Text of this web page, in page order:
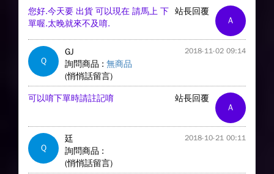
A
站長回覆
您好.今天要 出貨 可以現在 請馬上 下
單喔.太晚就來不及唷.
Q
GJ 2018-11-02 09:14
詢問商品 : 無商品
(悄悄話留言)
A
站長回覆
可以唷下單時請註記唷
Q
廷 2018-10-21 00:11
詢問商品 :
(悄悄話留言)